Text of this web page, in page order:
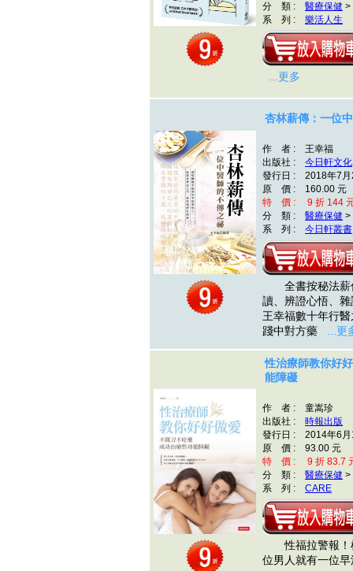
分 類 : 醫療保健 >
系 列 : 樂活人生
...更多
杏林薪傳：一位
作 者 : 王幸福
出版社 : 今日軒文化
發行日 : 2018年7月
原 價 : 160.00 元
特 價 : 9 折 144
分 類 : 醫療保健 >
系 列 : 今日軒叢書
全書按秘法薪
讀、辨證心悟、
王幸福數十年行
踐中對方藥
...更
性治療師教你好
能障礙
作 者 : 童嵩珍
出版社 : 時報出版
發行日 : 2014年6月
原 價 : 93.00 元
特 價 : 9 折 83.7
分 類 : 醫療保健 >
系 列 : CARE
性福拉警報！
位男人就有一位早